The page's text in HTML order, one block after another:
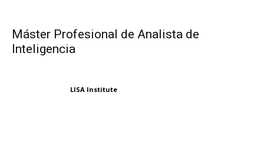
Máster Profesional de Analista de
Inteligencia
LISA Institute